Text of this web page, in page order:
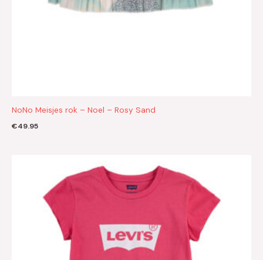
NoNo Meisjes rok – Noel – Rosy Sand
€49.95